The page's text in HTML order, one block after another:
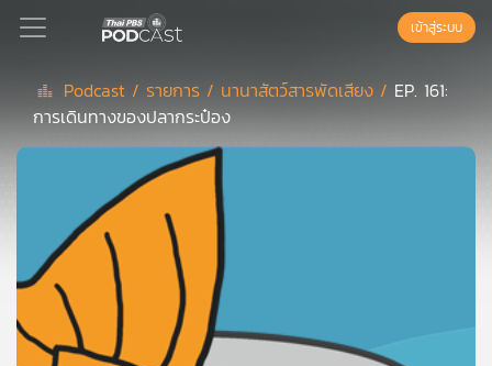
Podcast
สต์
แนะนำ
เข้าสู่ระบบ
Podcast / รายการ / นานาสัตว์สารพัดเสียง / EP. 161:
การเดินทางของปลากระป๋อง